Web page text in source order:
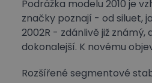
Podrážka modelu 2010 je
značky poznají - od siluet,
2002R - zdánlivě již
dokonalejší. K novému
Rozšířené segmentové